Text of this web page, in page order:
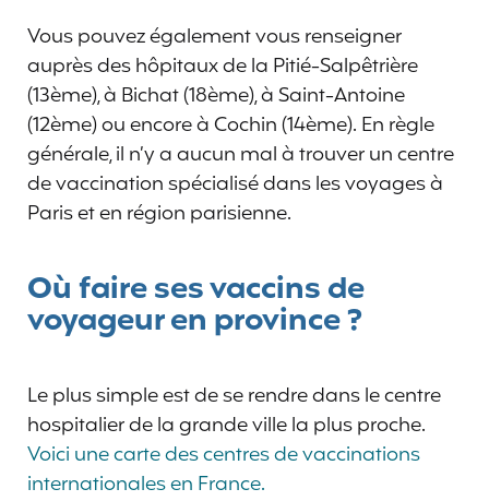
Vous pouvez également vous renseigner
auprès des hôpitaux de la Pitié-Salpêtrière
(13ème), à Bichat (18ème), à Saint-Antoine
(12ème) ou encore à Cochin (14ème). En règle
générale, il n’y a aucun mal à trouver un centre
de vaccination spécialisé dans les voyages à
Paris et en région parisienne.
Où faire ses vaccins de
voyageur en province ?
Le plus simple est de se rendre dans le centre
hospitalier de la grande ville la plus proche.
Voici une carte des centres de vaccinations
internationales en France.